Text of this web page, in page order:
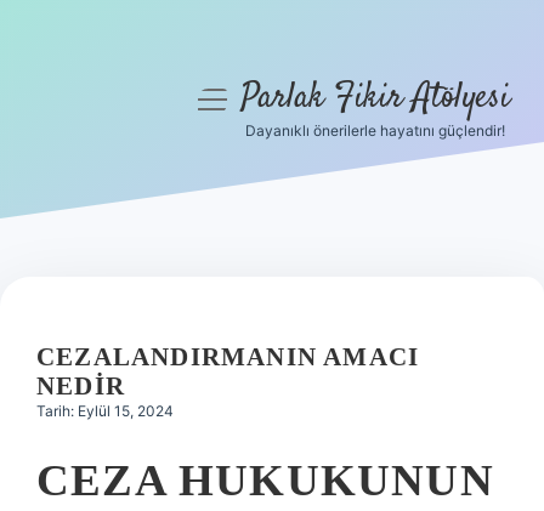
Hakkımızda
menüyüParlak Fikir Atölyesi
Dayanıklı önerilerle hayatını güçlendir!
CEZALANDIRMANIN AMACI
NEDIR
Tarih: Eylül 15, 2024
CEZA HUKUKUNUN